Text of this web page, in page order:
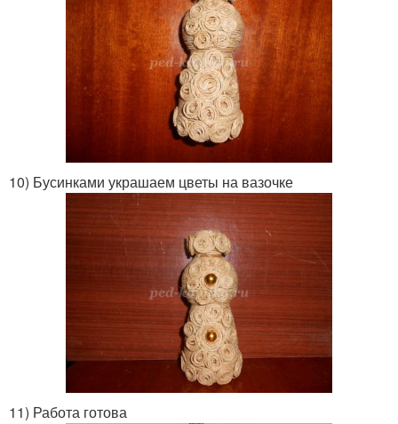
10) Бусинками украшаем цветы на вазочке
11) Работа готова